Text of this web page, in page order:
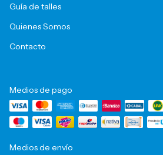
Guía de talles
Quienes Somos
Contacto
Medios de pago
Medios de envío